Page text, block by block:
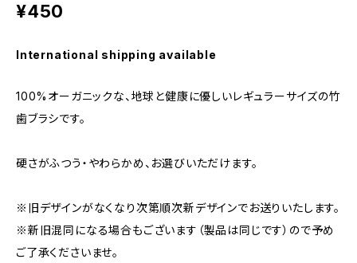
¥450
International shipping available
100%オーガニックな、地球と健康に優しいレギュラーサイズの竹
歯ブラシです。
硬さがふつう・やわらかめ、お選びいただけます。
※旧デザインがなくなり次第順次新デザインでお送りいたします。
※新旧混同になる場合もございます（製品は同じです）ので予め
ご了承くださいませ。